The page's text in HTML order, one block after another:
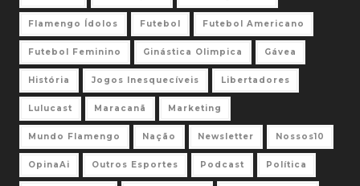
Flamengo Ídolos Futebol Futebol Americano
Futebol Feminino Ginástica Olimpica Gávea
História Jogos Inesquecíveis Libertadores
Lulucast Maracanã Marketing
Mundo Flamengo Nação Newsletter Nossos10
OpinaAi Outros Esportes Podcast Política